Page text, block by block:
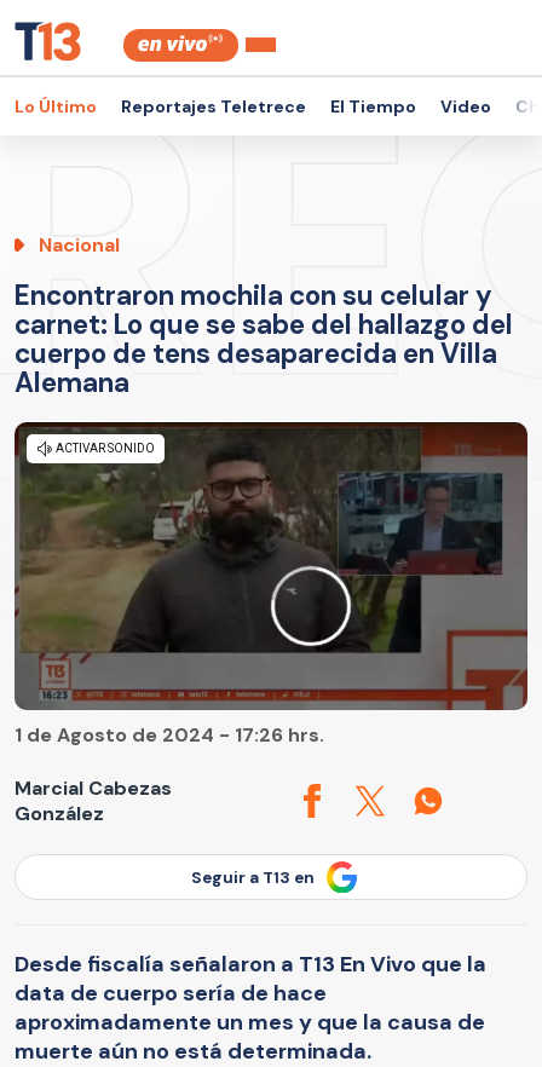
Lo Último Reportajes Teletrece El Tiempo Video
Nacional
Encontraron mochila con su celular y
carnet: Lo que se sabe del hallazgo del
cuerpo de tens desaparecida en Villa
Alemana
Marcial Cabezas
González
1 de Agosto de 2024 - 17:26 hrs.
Seguir a T13 en
Desde fiscalía señalaron a T13 En Vivo que la
data de cuerpo sería de hace
aproximadamente un mes y que la causa de
muerte aún no está determinada.